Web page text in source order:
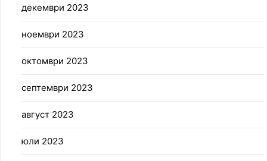
декември 2023
ноември 2023
октомври 2023
септември 2023
август 2023
юли 2023